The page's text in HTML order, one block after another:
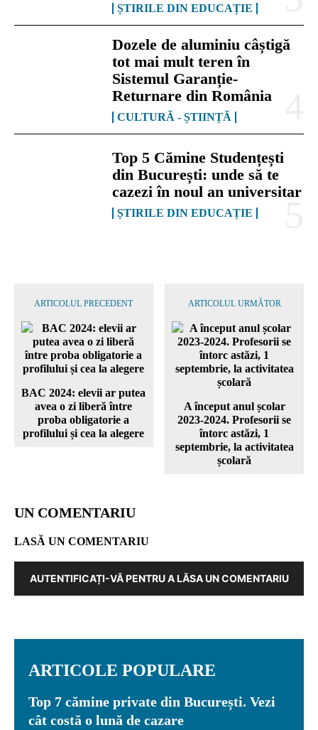
ȘTIRILE DIN EDUCAȚIE
Dozele de aluminiu câștigă
tot mai mult teren în
Sistemul Garanție-
Returnare din România
CULTURĂ - ȘTIINȚĂ
Top 5 Cămine Studențești
din București: unde să te
cazezi în noul an universitar
ȘTIRILE DIN EDUCAȚIE
ARTICOLUL PRECEDENT
BAC 2024: elevii ar putea
avea o zi liberă între
proba obligatorie a
profilului și cea la alegere
ARTICOLUL URMĂTOR
A început anul școlar
2023-2024. Profesorii se
întorc astăzi, 1
septembrie, la activitatea
școlară
UN COMENTARIU
LASĂ UN COMENTARIU
AUTENTIFICAȚI-VĂ PENTRU A LĂSA UN COMENTARIU
ARTICOLE POPULARE
Top 7 cămine private din București. Vezi
cât costă o lună de cazare